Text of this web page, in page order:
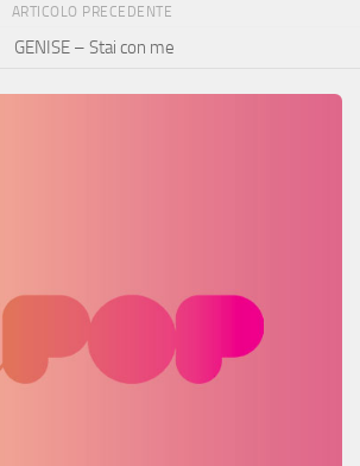
ARTICOLO PRECEDENTE
GENISE – Stai con me